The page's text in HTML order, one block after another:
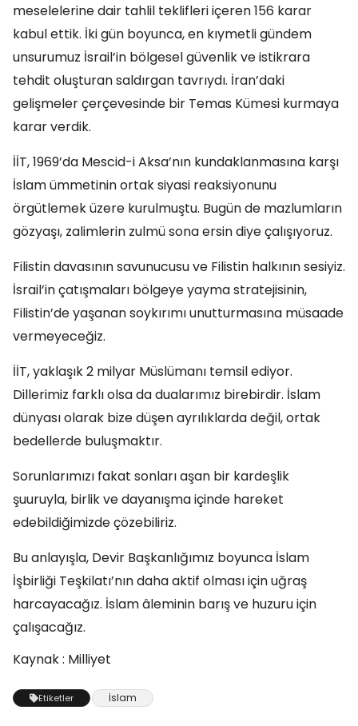
meselelerine dair tahlil teklifleri içeren 156 karar
kabul ettik. İki gün boyunca, en kıymetli gündem
unsurumuz İsrail’in bölgesel güvenlik ve istikrara
tehdit oluşturan saldırgan tavrıydı. İran’daki
gelişmeler çerçevesinde bir Temas Kümesi kurmaya
karar verdik.
İİT, 1969’da Mescid-i Aksa’nın kundaklanmasına karşı
İslam ümmetinin ortak siyasi reaksiyonunu
örgütlemek üzere kurulmuştu. Bugün de mazlumların
gözyaşı, zalimlerin zulmü sona ersin diye çalışıyoruz.
Filistin davasının savunucusu ve Filistin halkının sesiyiz.
İsrail’in çatışmaları bölgeye yayma stratejisinin,
Filistin’de yaşanan soykırımı unutturmasına müsaade
vermeyeceğiz.
İİT, yaklaşık 2 milyar Müslümanı temsil ediyor.
Dillerimiz farklı olsa da dualarımız birebirdir. İslam
dünyası olarak bize düşen ayrılıklarda değil, ortak
bedellerde buluşmaktır.
Sorunlarımızı fakat sonları aşan bir kardeşlik
şuuruyla, birlik ve dayanışma içinde hareket
edebildiğimizde çözebiliriz.
Bu anlayışla, Devir Başkanlığımız boyunca İslam
İşbirliği Teşkilatı’nın daha aktif olması için uğraş
harcayacağız. İslam âleminin barış ve huzuru için
çalışacağız.
Kaynak : Milliyet
Etiketler İslam